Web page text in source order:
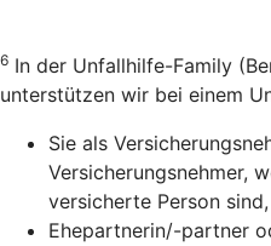
6 In der Unfallhilfe-Family
unterstützen wir bei einem
Sie als
Versicherungsnehmer,
versicherte Person sind,
Ehepartnerin/-partner